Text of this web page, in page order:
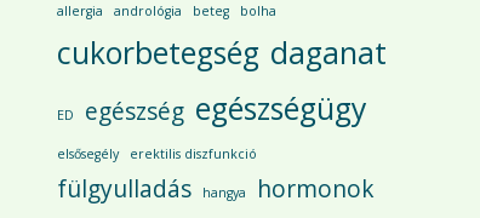
allergia andrológia beteg bolha
cukorbetegség daganat
ED egészség egészségügy
elsősegély erektilis diszfunkció
fülgyulladás hangya hormonok